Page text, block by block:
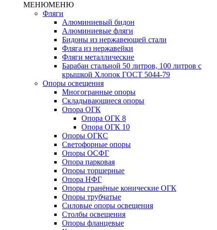
МЕНЮМЕНЮ
Фляги
Алюминиевый бидон
Алюминиевые фляги
Бидоны из нержавеющей стали
Фляга из нержавейки
Фляги металлические
Барабан стальной 50 литров, 100 литров с
крышкой Хлопок ГОСТ 5044-79
Опоры освещения
Многогранные опоры
Складывающиеся опоры
Опора ОГК
Опора ОГК 8
Опора ОГК 10
Опоры ОГКС
Светофорные опоры
Опоры ОСФГ
Опора парковая
Опоры торшерные
Опора НФГ
Опоры гранёные конические ОГК
Опоры трубчатые
Силовые опоры освещения
Столбы освещения
Опоры фланцевые